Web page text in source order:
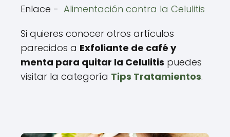
Enlace - Alimentación contra la Celulitis
Si quieres conocer otros artículos
parecidos a Exfoliante de café y
menta para quitar la Celulitis puedes
visitar la categoría Tips Tratamientos.